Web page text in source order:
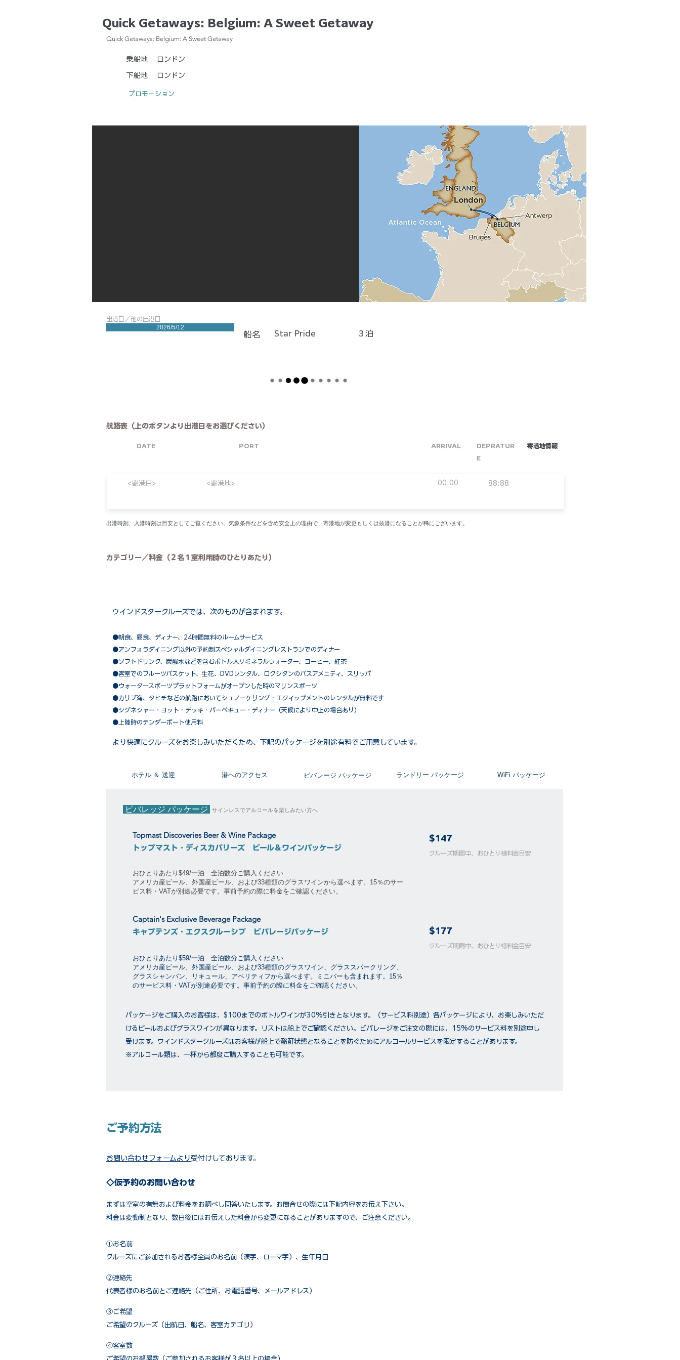
Quick Getaways: Belgium: A Sweet Getaway
Quick Getaways: Belgium: A Sweet Getaway
乗船地 ロンドン
下船地 ロンドン
プロモーション
船名
出港日／他の出港日
2026/5/12
Star Pride 3 泊
航路表（上のボタンより出港日をお選びください）
DATE PORT ARRIVAL
DEPRATUR
E
​寄港地情報
<寄港日> 00:00 88:88
<寄港地>
​出港時刻、入港時刻は目安としてご覧ください。気象条件などを含め安全上の理由で、寄港地が変更もしくは抜港になることが稀にございます。
カテゴリー／料金（２名１室利用時のひとりあたり）
ウインドスタークルーズでは、次のものが含まれます。
●朝食、昼食、ディナー、24時間無料のルームサービス
​●アンフォラダイニング以外の予約制スペシャルダイニングレストランでのディナー
●ソフトドリンク、炭酸水などを含むボトル入りミネラルウォーター、コーヒー、紅茶
●客室でのフルーツバスケット、生花、DVDレンタル、ロクシタンのバスアメニティ、スリッパ
●ウォータースポーツプラットフォームがオープンした時のマリンスポーツ
●カリブ海、タヒチなどの航路においてシュノーケリング・エクイップメントのレンタルが無料です
​●シグネシャー・ヨット・デッキ・バーベキュー・ディナー（天候により中止の場合あり）
●上陸時のテンダーボート使用料
​より快適にクルーズをお楽しみいただくため、下記のパッケージを別途有料でご用意しています。​
​ホテル ＆ 送迎 ​港へのアクセス ビバレージ パッケージ ​ランドリー パッケージ ​WiFi パッケージ
ビバレッジ パッケージ サインレスでアルコールを楽しみたい方へ
Topmast Discoveries Beer & Wine Package
トップマスト・ディスカバリーズ ビール＆ワインパッケージ
$147
​​クルーズ期間中、おひとり様料金目安
おひとりあたり$49/一泊 全泊数分ご購入ください
アメリカ産ビール、外国産ビール、および33種類のグラスワインから選べます。15％のサー
ビス料・VATが別途必要です。事前予約の際に料金をご確認ください。
Captain's Exclusive Beverage Package
キャプテンズ・エクスクルーシブ ビバレージパッケージ $177
​​クルーズ期間中、おひとり様料金目安
おひとりあたり$59/一泊 全泊数分ご購入ください
アメリカ産ビール、外国産ビール、および33種類のグラスワイン、グラススパークリング、
グラスシャンパン、リキュール、アペリティフから選べます。ミニバーも含まれます。15％
のサービス料・VATが別途必要です。事前予約の際に料金をご確認ください。
パッケージをご購入のお客様は、$100までのボトルワインが30%引きとなります。（サービス料別途）各パッケージにより、お楽しみいただ
けるビールおよびグラスワインが異なります。リストは船上でご確認ください。ビバレージをご注文の際には、15%のサービス料を別途申し
受けます。ウインドスタークルーズはお客様が船上で酩酊状態となることを防ぐためにアルコールサービスを限定することがあります。
※アルコール類は、一杯から都度ご購入することも可能です。
ご予約方法
お問い合わせフォームより受付けしております。
◇仮予約のお問い合わせ
まずは空室の有無および料金をお調べし回答いたします。お問合せの際には下記内容をお伝え下さい。
料金は変動制となり、数日後にはお伝えした料金から変更になることがありますので、ご注意ください。
①お名前
クルーズにご参加されるお客様全員のお名前（漢字、ローマ字）、生年月日
②連絡先
代表者様のお名前とご連絡先（ご住所、お電話番号、メールアドレス）
③ご希望
ご希望のクルーズ（出航日、船名、客室カテゴリ）
④客室数